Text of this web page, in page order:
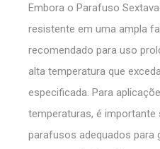
Embora o Parafuso
resistente em uma ampla
recomendado para uso
alta temperatura que
especificada. Para
temperaturas, é importante
parafusos adequados para